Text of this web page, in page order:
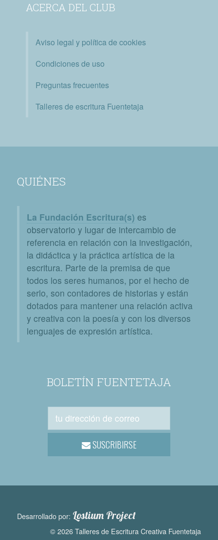
ACERCA DEL CLUB
Aviso legal y política de cookies
Condiciones de uso
Preguntas frecuentes
Talleres de escritura Fuentetaja
QUIÉNES
La Fundación Escritura(s) es
observatorio y lugar de intercambio de
referencia en relación con la investigación,
la didáctica y la práctica artística de la
escritura. Parte de la premisa de que
todos los seres humanos, por el hecho de
serlo, son contadores de historias y están
dotados para mantener una relación activa
y creativa con la poesía y con los diversos
lenguajes de expresión artística.
BOLETÍN FUENTETAJA
SUSCRIBIRSE
Desarrollado por: Lostium Project
© 2026 Talleres de Escritura Creativa Fuentetaja